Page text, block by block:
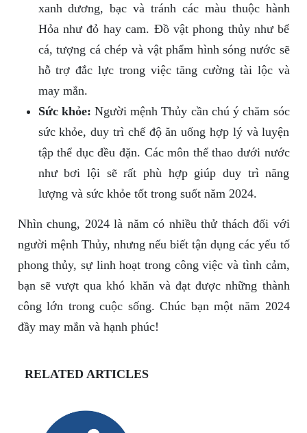
xanh dương, bạc và tránh các màu thuộc hành
Hỏa như đỏ hay cam. Đồ vật phong thủy như bể
cá, tượng cá chép và vật phẩm hình sóng nước sẽ
hỗ trợ đắc lực trong việc tăng cường tài lộc và
may mắn.
Sức khỏe: Người mệnh Thủy cần chú ý chăm sóc
sức khỏe, duy trì chế độ ăn uống hợp lý và luyện
tập thể dục đều đặn. Các môn thể thao dưới nước
như bơi lội sẽ rất phù hợp giúp duy trì năng
lượng và sức khỏe tốt trong suốt năm 2024.
Nhìn chung, 2024 là năm có nhiều thử thách đối với
người mệnh Thủy, nhưng nếu biết tận dụng các yếu tố
phong thủy, sự linh hoạt trong công việc và tình cảm,
bạn sẽ vượt qua khó khăn và đạt được những thành
công lớn trong cuộc sống. Chúc bạn một năm 2024
đầy may mắn và hạnh phúc!
RELATED ARTICLES